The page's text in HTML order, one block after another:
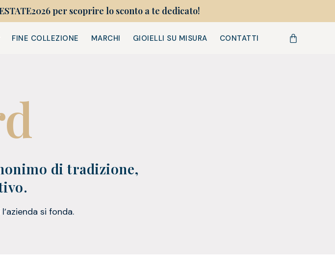
per scoprire lo sconto a te dedicato!
FINE COLLEZIONE MARCHI GIOIELLI SU MISURA CONTATTI
di tradizione,
si fonda.